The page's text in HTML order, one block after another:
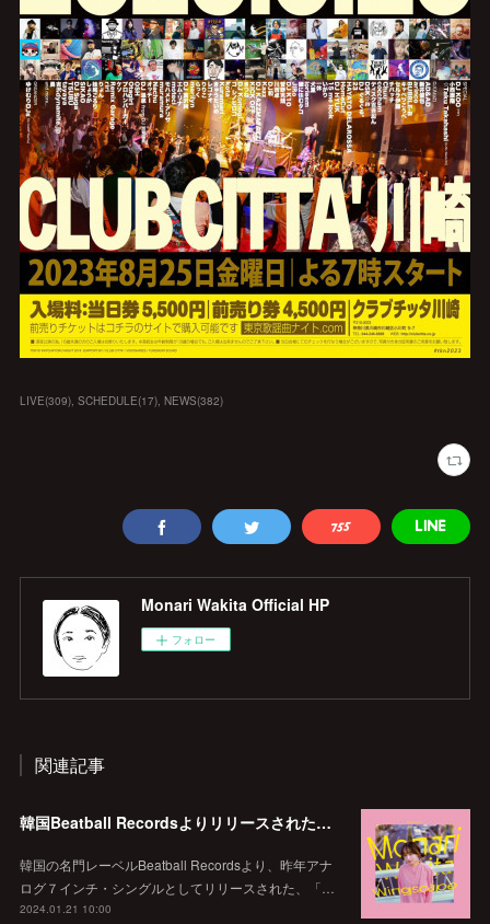
LIVE(309) SCHEDULE(17) NEWS(382)
Monari Wakita Official HP
フォロー
関連記事
韓国Beatball Recordsよりリリースされた「WINGSCAPE」（Korean ver.）VIVID SOUNDで、1/28(日)発売決定！
韓国の名門レーベルBeatball Recordsより、昨年アナ
ログ７インチ・シングルとしてリリースされた、「…
2024.01.21 10:00